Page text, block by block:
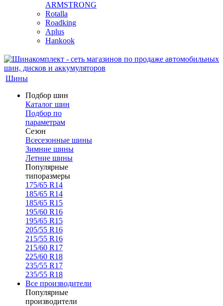
ARMSTRONG
Rotalla
Roadking
Aplus
Hankook
Шины
Подбор шин
Каталог шин
Подбор по
параметрам
Сезон
Всесезонные шины
Зимние шины
Летние шины
Популярные
типоразмеры
175/65 R14
185/65 R14
185/65 R15
195/60 R16
195/65 R15
205/55 R16
215/55 R16
215/60 R17
225/60 R18
235/55 R17
235/55 R18
Все производители
Популярные
производители